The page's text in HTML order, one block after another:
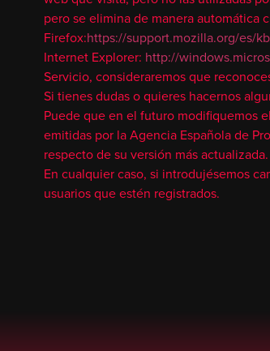
pero se elimina de manera automática
Firefox:https://support.mozilla.org/es/
Internet Explorer: http://
Servicio, consideraremos que
Si tienes dudas o quieres hacernos
Puede que en el futuro modifiquemos
emitidas por la Agencia Española de
respecto de su versión más actualizada.
En cualquier caso, si introdujésemos
usuarios que estén registrados.